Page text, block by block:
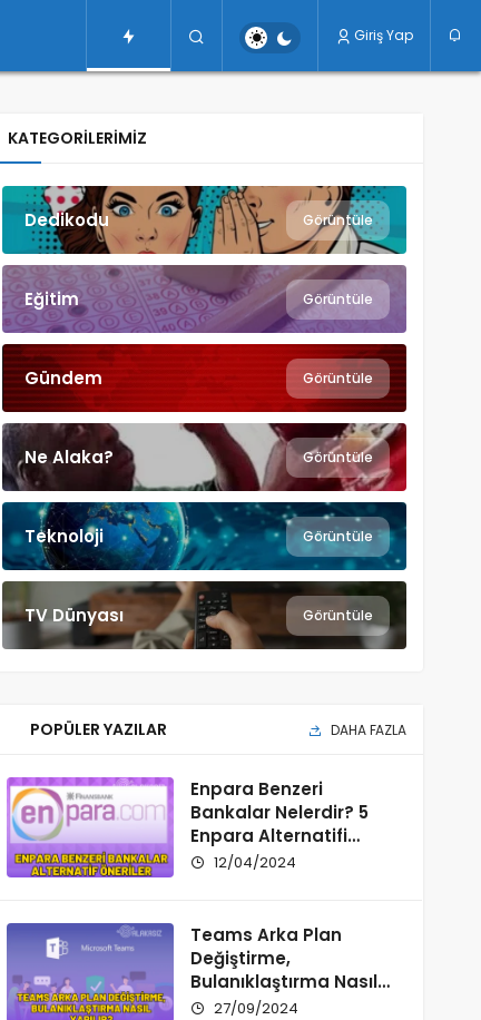
Giriş Yap
KATEGORILERIMIZ
Dedikodu Görüntüle
Eğitim Görüntüle
Gündem Görüntüle
Ne Alaka? Görüntüle
Teknoloji Görüntüle
TV Dünyası Görüntüle
POPÜLER YAZILAR DAHA FAZLA
Enpara Benzeri
Bankalar Nelerdir? 5
Enpara Alternatifi
Banka Önerisi
12/04/2024
Teams Arka Plan
Değiştirme,
Bulanıklaştırma Nasıl
Yapılır? 2026
27/09/2024